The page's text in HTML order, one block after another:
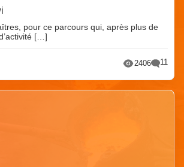
pour ce parcours qui, après plus de
[…]
2406 11